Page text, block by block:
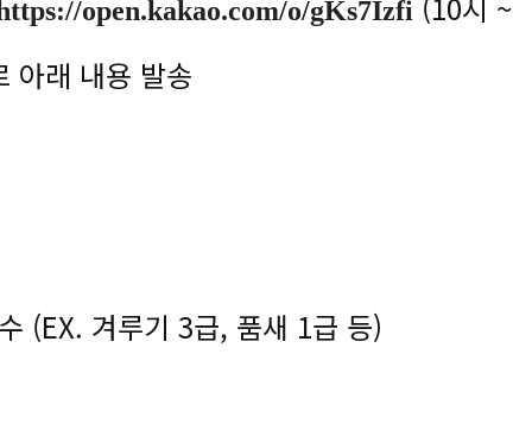
open.kakao.com/o/gKs7Izfi
래 내용 발송
겨루기 3급, 품새 1급 등)